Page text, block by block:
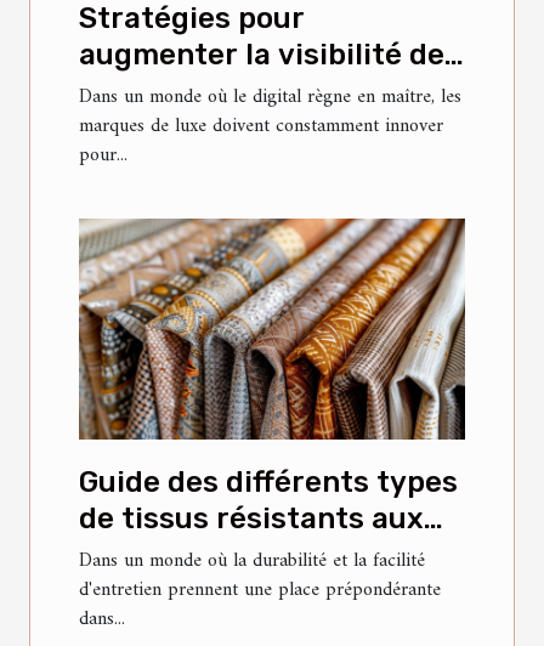
Stratégies pour
augmenter la visibilité des
marques de luxe sur les
réseaux sociaux chinois
Dans un monde où le digital règne en maître, les
marques de luxe doivent constamment innover
pour...
Guide des différents types
de tissus résistants aux
taches pour meubles
Dans un monde où la durabilité et la facilité
d'entretien prennent une place prépondérante
dans...